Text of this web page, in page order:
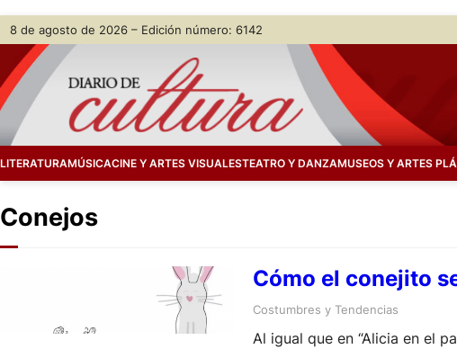
Skip
content
8 de agosto de 2026 – Edición número: 6142
LITERATURAMÚSICACINE Y ARTES VISUALESTEATRO Y DANZAMUSEOS Y ARTES
Conejos
Cómo el conejito
Costumbres y Tendencias
Al igual que en “Alicia en el